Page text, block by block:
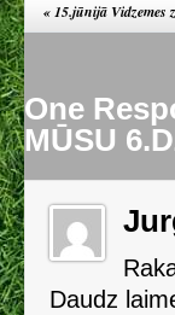
«15.jūnijā Vidzemes
One
MŪSU
Daudz